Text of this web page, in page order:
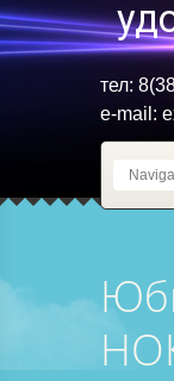
тел:
e-mail: